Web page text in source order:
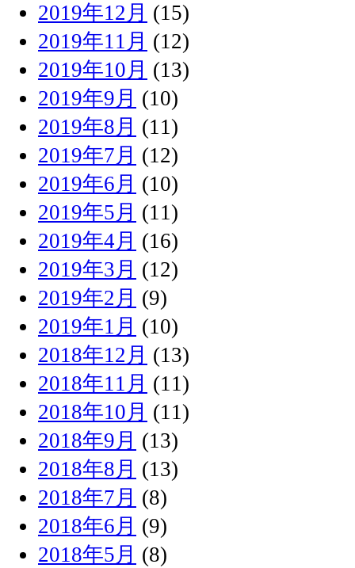
2019年12月 (15)
2019年11月 (12)
2019年10月 (13)
2019年9月 (10)
2019年8月 (11)
2019年7月 (12)
2019年6月 (10)
2019年5月 (11)
2019年4月 (16)
2019年3月 (12)
2019年2月 (9)
2019年1月 (10)
2018年12月 (13)
2018年11月 (11)
2018年10月 (11)
2018年9月 (13)
2018年8月 (13)
2018年7月 (8)
2018年6月 (9)
2018年5月 (8)